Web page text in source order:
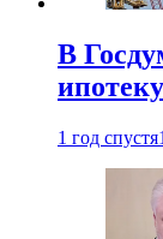
В
1 год спустя